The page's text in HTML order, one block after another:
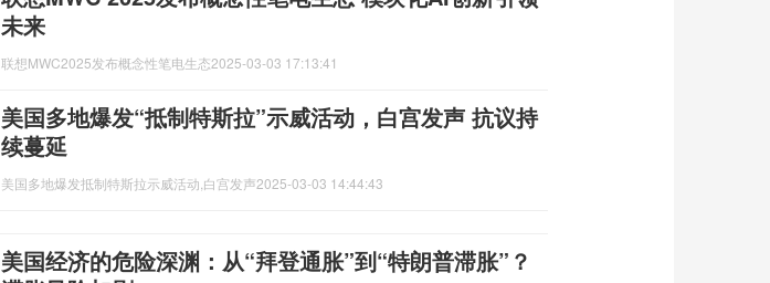
未来
联想MWC2025发布概念性笔电生态2025-03-03 17:13:41
美国多地爆发“抵制特斯拉”示威活动，白宫发声 抗议持
续蔓延
美国多地爆发抵制特斯拉示威活动,白宫发声2025-03-03 14:44:43
美国经济的危险深渊：从“拜登通胀”到“特朗普滞胀”？